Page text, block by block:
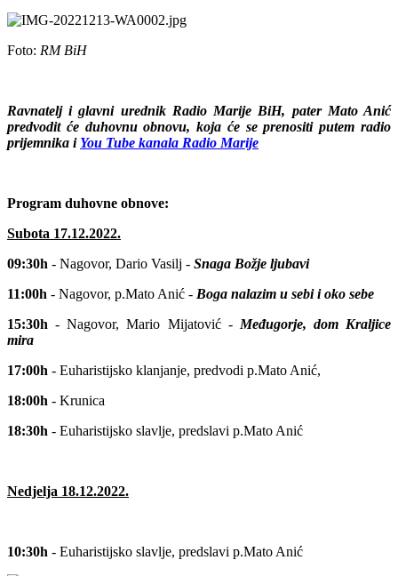
Foto: RM BiH
Ravnatelj i glavni urednik Radio Marije BiH, pater Mato Anić
predvodit će duhovnu obnovu, koja će se prenositi putem radio
prijemnika i You Tube kanala Radio Marije
Program duhovne obnove:
Subota 17.12.2022.
09:30h - Nagovor, Dario Vasilj - Snaga Božje ljubavi
11:00h - Nagovor, p.Mato Anić - Boga nalazim u sebi i oko sebe
15:30h - Nagovor, Mario Mijatović - Međugorje, dom Kraljice
mira
17:00h - Euharistijsko klanjanje, predvodi p.Mato Anić,
18:00h - Krunica
18:30h - Euharistijsko slavlje, predslavi p.Mato Anić
Nedjelja 18.12.2022.
10:30h - Euharistijsko slavlje, predslavi p.Mato Anić